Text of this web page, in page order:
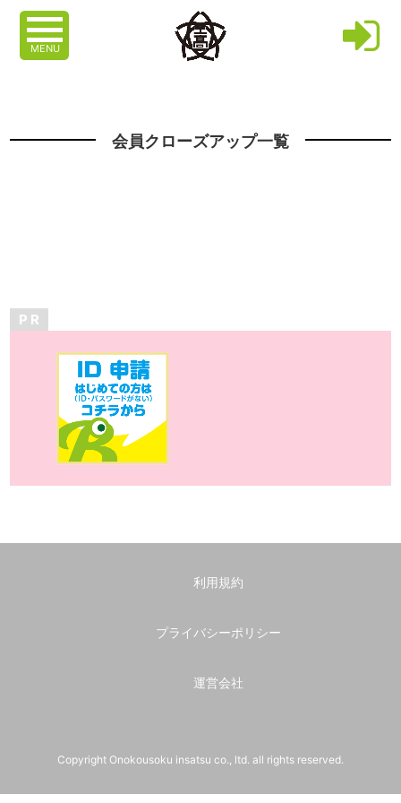
MENU
会員クローズアップ一覧
P R
利用規約
プライバシーポリシー
運営会社
Copyright Onokousoku insatsu co., ltd. all rights reserved.